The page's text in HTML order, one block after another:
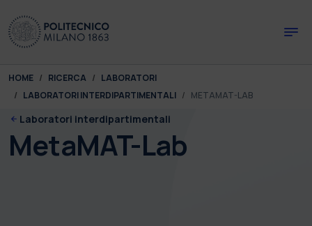
You are here:
HOME RICERCA
LABORATORI
LABORATORI INTERDIPARTIMENTALI
METAMAT-LAB
Laboratori interdipartimentali
MetaMAT-Lab